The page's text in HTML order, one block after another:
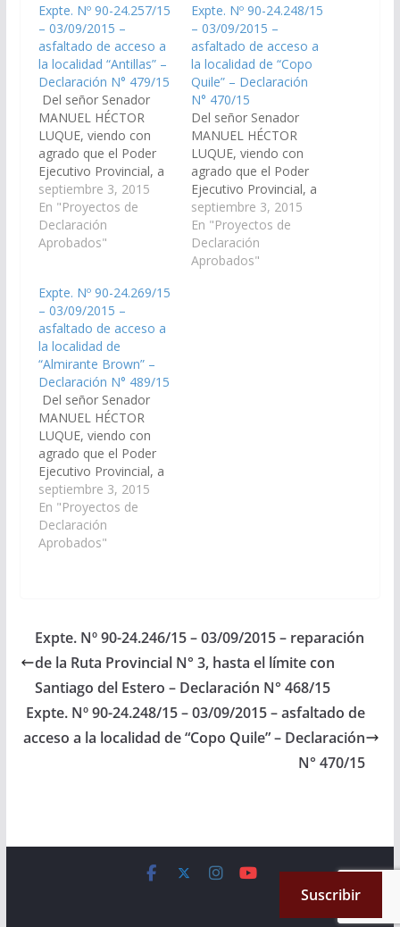
Expte. Nº 90-24.257/15
– 03/09/2015 –
asfaltado de acceso a
la localidad “Antillas” –
Declaración N° 479/15
Del señor Senador
MANUEL HÉCTOR
LUQUE, viendo con
agrado que el Poder
Ejecutivo Provincial, a
través de los
Organismos
Específicos incluya en
el Proyecto de
Ejercicio 2.016, las
Partidas
Presupuestarias
necesarias para que se
proceda al asfaltado
de acceso a la
localidad “Antillas”,
Segunda…
septiembre 3, 2015
En "Proyectos de
Declaración
Aprobados"
Expte. Nº 90-24.248/15
– 03/09/2015 –
asfaltado de acceso a
la localidad de “Copo
Quile” – Declaración
N° 470/15
Del señor Senador
MANUEL HÉCTOR
LUQUE, viendo con
agrado que el Poder
Ejecutivo Provincial, a
través de los
Organismos
Específicos incluya en
el Proyecto de
septiembre 3, 2015
En "Proyectos de
Declaración
Aprobados"
Expte. Nº 90-24.269/15
– 03/09/2015 –
asfaltado de acceso a
la localidad de
“Almirante Brown” –
Declaración N° 489/15
Del señor Senador
MANUEL HÉCTOR
LUQUE, viendo con
agrado que el Poder
Ejecutivo Provincial, a
través de los
Organismos
Específicos incluya en
el Proyecto de
Presupuestarias
necesarias para que se
proceda al asfaltado
de acceso a la
localidad de
“Almirante…
septiembre 3, 2015
En "Proyectos de
Declaración
Aprobados"
Expte. Nº 90-24.246/15 – 03/09/2015 – reparación
de la Ruta Provincial N° 3, hasta el límite con
Santiago del Estero – Declaración N° 468/15
Expte. Nº 90-24.248/15 – 03/09/2015 – asfaltado de
acceso a la localidad de “Copo Quile” – Declaración
N° 470/15
. All rights reserved.
by ThemeGrill. Powered byWordPress.
Suscribir